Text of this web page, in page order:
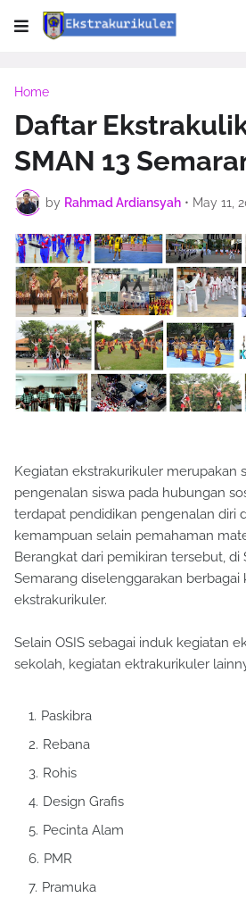
Home
Daftar
SMAN 13
by Rahmad Ardiansyah • May 11,
Kegiatan ekstrakurikuler merupakan
pengenalan siswa pada hubungan
terdapat pendidikan pengenalan diri
kemampuan selain pemahaman
Berangkat dari pemikiran tersebut, di
Semarang diselenggarakan berbagai
ekstrakurikuler.
Selain OSIS sebagai induk kegiatan
sekolah, kegiatan ektrakurikuler
Paskibra
Rebana
Rohis
Design Grafis
Pecinta Alam
PMR
Pramuka